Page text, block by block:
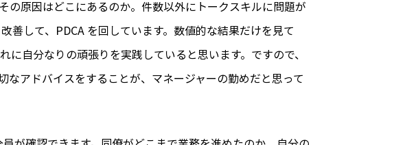
の原因はどこにあるのか。件数以外にトークスキルに問題が
善して、PDCA を回しています。数値的な結果だけを見て
自分なりの頑張りを実践していると思います。ですので、
アドバイスをすることが、マネージャーの勤めだと思って